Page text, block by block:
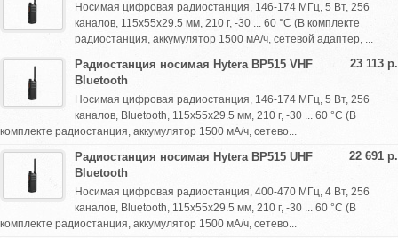
Носимая цифровая радиостанция, 146-174 МГц, 5 Вт, 256
каналов, 115х55х29.5 мм, 210 г, -30 ... 60 °С (В комплекте
радиостанция, аккумулятор 1500 мА/ч, сетевой адаптер, ...
23 113 р.
Радиостанция носимая Hytera BP515 VHF
Bluetooth
Носимая цифровая радиостанция, 146-174 МГц, 5 Вт, 256
каналов, Bluetooth, 115х55х29.5 мм, 210 г, -30 ... 60 °С (В
комплекте радиостанция, аккумулятор 1500 мА/ч, сетево...
22 691 р.
Радиостанция носимая Hytera BP515 UHF
Bluetooth
Носимая цифровая радиостанция, 400-470 МГц, 4 Вт, 256
каналов, Bluetooth, 115х55х29.5 мм, 210 г, -30 ... 60 °С (В
комплекте радиостанция, аккумулятор 1500 мА/ч, сетево...